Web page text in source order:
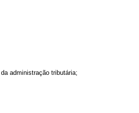
administração tributária;